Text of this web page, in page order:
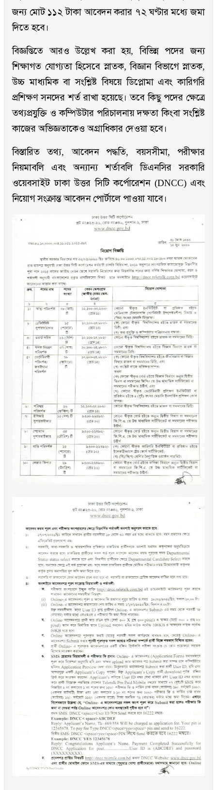
জন্য মোট ১১২ টাকা আবেদন করার ৭২ ঘণ্টার মধ্যে জমা
দিতে হবে।
বিজ্ঞপ্তিতে আরও উল্লেখ করা হয়, বিভিন্ন পদের জন্য
শিক্ষাগত যোগ্যতা হিসেবে স্নাতক, বিজ্ঞান বিভাগে স্নাতক,
উচ্চ মাধ্যমিক বা সংশ্লিষ্ট বিষয়ে ডিপ্লোমা এবং কারিগরি
প্রশিক্ষণ সনদের শর্ত রাখা হয়েছে। তবে কিছু পদের ক্ষেত্রে
তথ্যপ্রযুক্তি ও কম্পিউটার পরিচালনায় দক্ষতা কিংবা সংশ্লিষ্ট
কাজের অভিজ্ঞতাকেও অগ্রাধিকার দেওয়া হবে।
বিস্তারিত তথ্য, আবেদন পদ্ধতি, বয়সসীমা, পরীক্ষার
নিয়মাবলি এবং অন্যান্য শর্তাবলি ডিএনসির সরকারি
ওয়েবসাইট ঢাকা উত্তর সিটি কর্পোরেশন (DNCC) এবং
নিয়োগ সংক্রান্ত আবেদন পোর্টালে পাওয়া যাবে।